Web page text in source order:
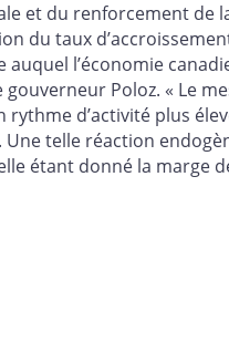
et du renforcement de
du taux
l’économie
Poloz. « Le
d’activité plus
Une telle réaction
étant donné la marge